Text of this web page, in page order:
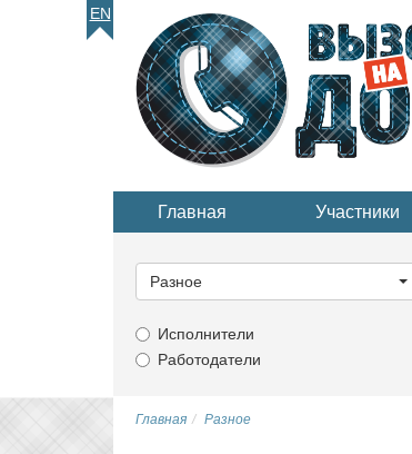
EN
Главная Участники
категорию...
Разное
Исполнители
Работодатели
Главная Разное